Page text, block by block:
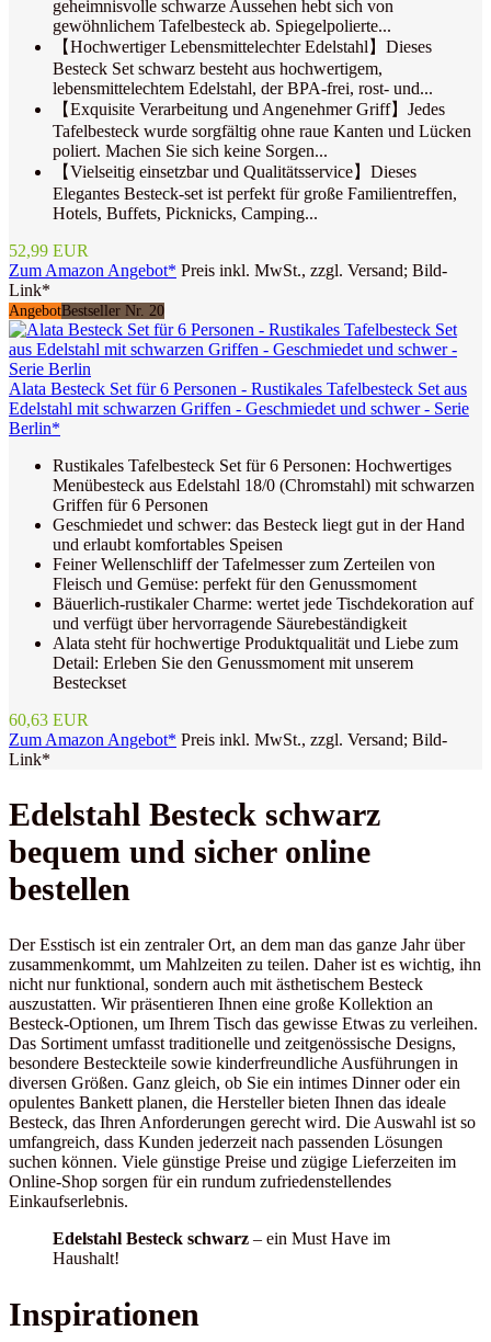
geheimnisvolle schwarze Aussehen hebt sich von
gewöhnlichem Tafelbesteck ab. Spiegelpolierte...
【Hochwertiger Lebensmittelechter Edelstahl】Dieses
Besteck Set schwarz besteht aus hochwertigem,
lebensmittelechtem Edelstahl, der BPA-frei, rost- und...
【Exquisite Verarbeitung und Angenehmer Griff】Jedes
Tafelbesteck wurde sorgfältig ohne raue Kanten und Lücken
poliert. Machen Sie sich keine Sorgen...
【Vielseitig einsetzbar und Qualitätsservice】Dieses
Elegantes Besteck-set ist perfekt für große Familientreffen,
Hotels, Buffets, Picknicks, Camping...
52,99 EUR
Zum Amazon Angebot* Preis inkl. MwSt., zzgl. Versand; Bild-
Link*
AngebotBestseller Nr. 20
Alata Besteck Set für 6 Personen - Rustikales Tafelbesteck Set aus
Edelstahl mit schwarzen Griffen - Geschmiedet und schwer - Serie
Berlin*
Rustikales Tafelbesteck Set für 6 Personen: Hochwertiges
Menübesteck aus Edelstahl 18/0 (Chromstahl) mit schwarzen
Griffen für 6 Personen
Geschmiedet und schwer: das Besteck liegt gut in der Hand
und erlaubt komfortables Speisen
Feiner Wellenschliff der Tafelmesser zum Zerteilen von
Fleisch und Gemüse: perfekt für den Genussmoment
Bäuerlich-rustikaler Charme: wertet jede Tischdekoration auf
und verfügt über hervorragende Säurebeständigkeit
Alata steht für hochwertige Produktqualität und Liebe zum
Detail: Erleben Sie den Genussmoment mit unserem
Besteckset
60,63 EUR
Zum Amazon Angebot* Preis inkl. MwSt., zzgl. Versand; Bild-
Link*
Edelstahl Besteck schwarz
bequem und sicher online
bestellen
Der Esstisch ist ein zentraler Ort, an dem man das ganze Jahr über
zusammenkommt, um Mahlzeiten zu teilen. Daher ist es wichtig, ihn
nicht nur funktional, sondern auch mit ästhetischem Besteck
auszustatten. Wir präsentieren Ihnen eine große Kollektion an
Besteck-Optionen, um Ihrem Tisch das gewisse Etwas zu verleihen.
Das Sortiment umfasst traditionelle und zeitgenössische Designs,
besondere Besteckteile sowie kinderfreundliche Ausführungen in
diversen Größen. Ganz gleich, ob Sie ein intimes Dinner oder ein
opulentes Bankett planen, die Hersteller bieten Ihnen das ideale
Besteck, das Ihren Anforderungen gerecht wird. Die Auswahl ist so
umfangreich, dass Kunden jederzeit nach passenden Lösungen
suchen können. Viele günstige Preise und zügige Lieferzeiten im
Online-Shop sorgen für ein rundum zufriedenstellendes
Einkaufserlebnis.
Edelstahl Besteck schwarz – ein Must Have im
Haushalt!
Inspirationen